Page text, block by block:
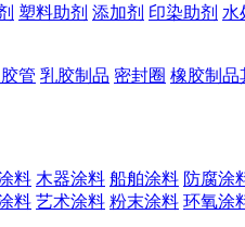
塑料助剂 添加剂 印染助剂 水
管 乳胶制品 密封圈 橡胶制品
料 木器涂料 船舶涂料 防腐涂
料 艺术涂料 粉末涂料 环氧涂